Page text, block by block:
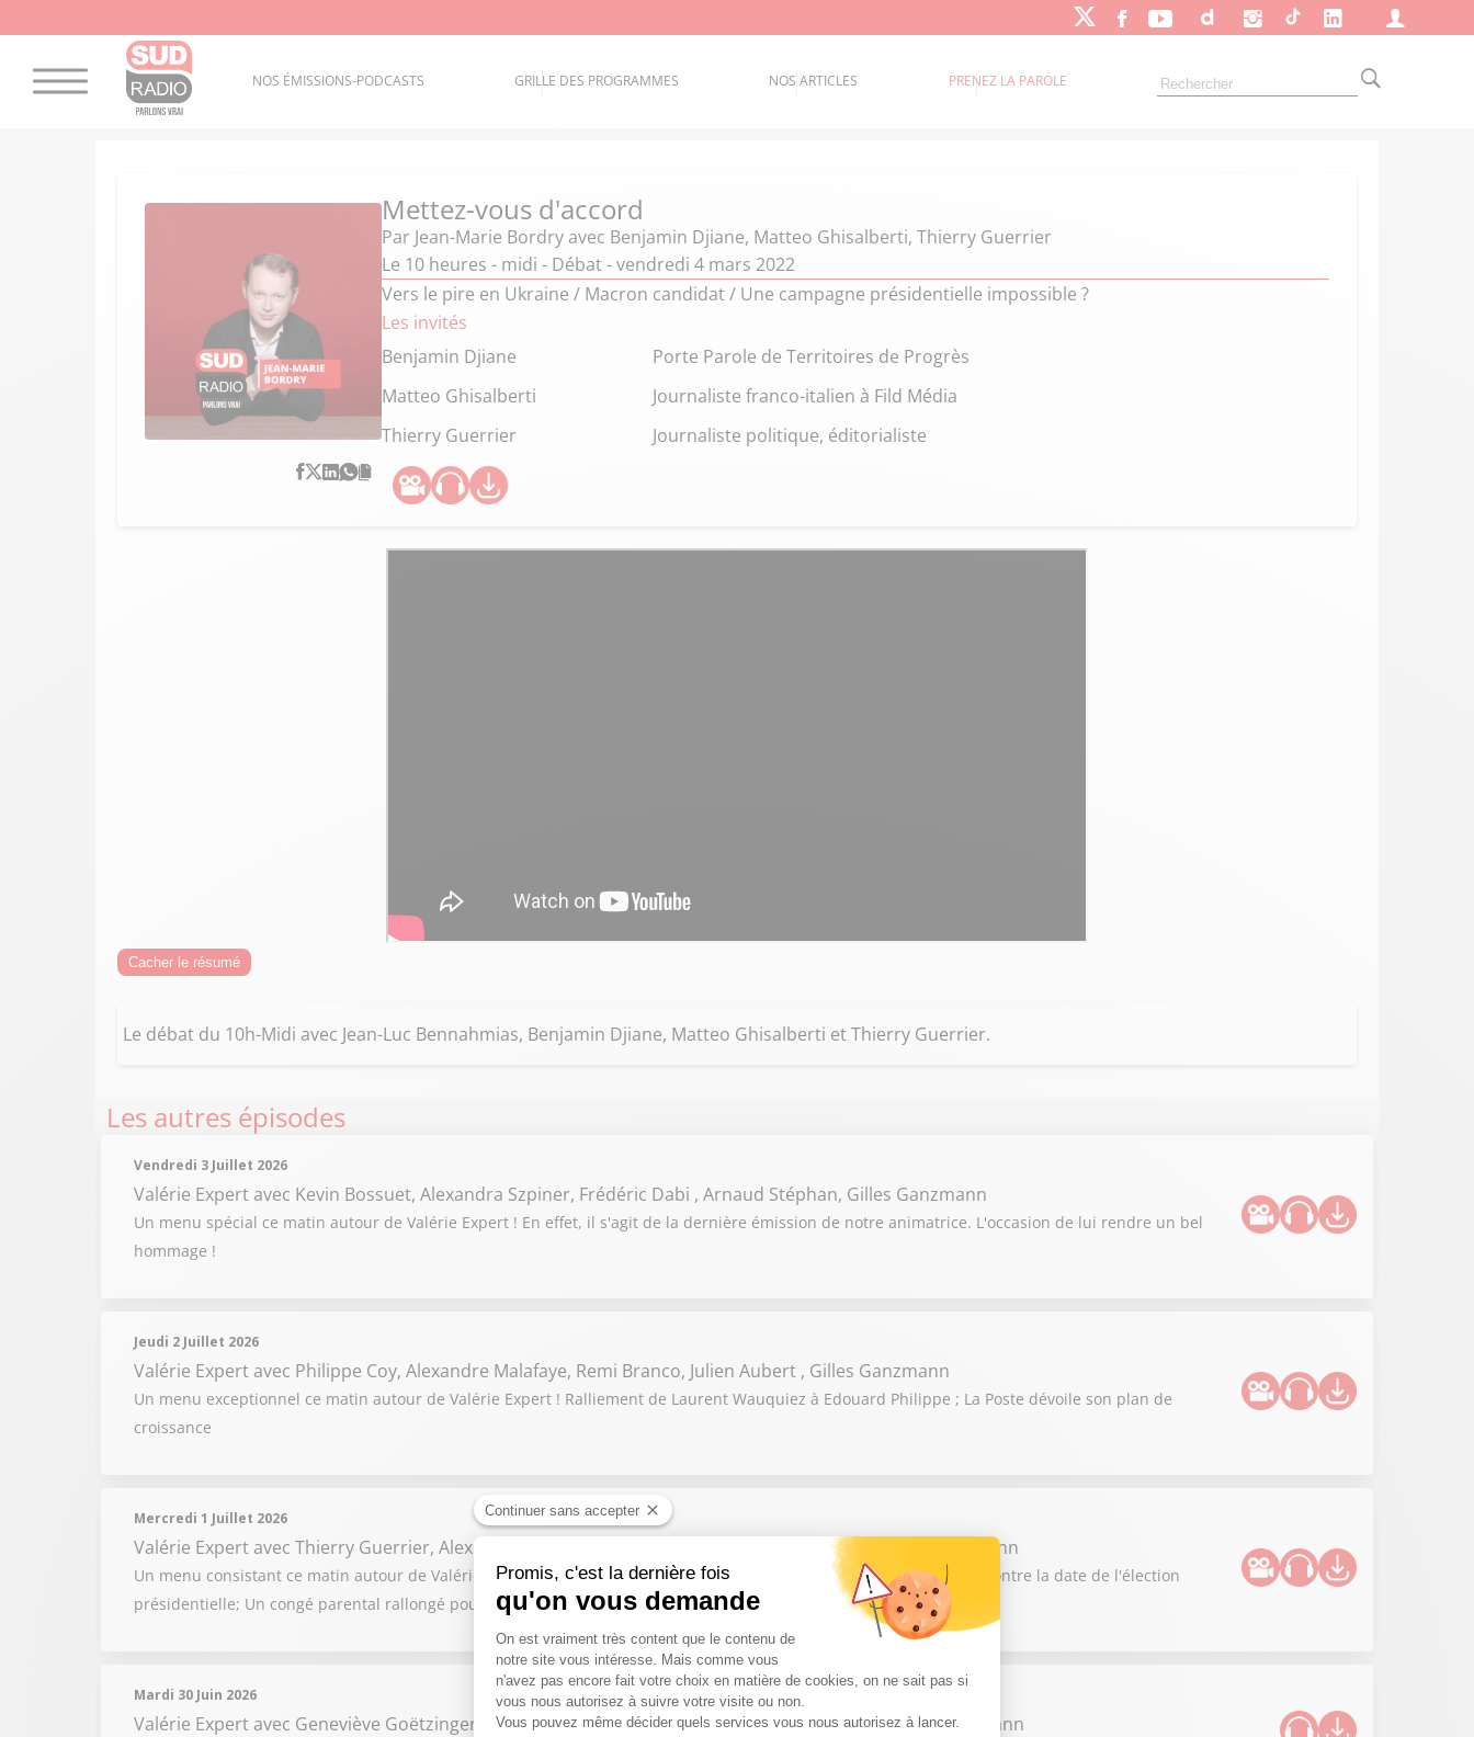
NOS ÉMISSIONS-PODCASTS GRILLE DES PROGRAMMES NOS ARTICLES PRENEZ LA PAROLE
Mettez-vous d'accord
Par Jean-Marie Bordryavec Benjamin Djiane, Matteo Ghisalberti, Thierry Guerrier
Le 10 heures - midi - Débat - vendredi 4 mars 2022
Vers le pire en Ukraine / Macron candidat / Une campagne présidentielle impossible ?
Les invités
Benjamin Djiane
Porte Parole de Territoires de Progrès
Matteo Ghisalberti
Journaliste franco-italien à Fild Média
Thierry Guerrier
Journaliste politique, éditorialiste
Cacher le résumé
Le débat du 10h-Midi avec Jean-Luc Bennahmias, Benjamin Djiane, Matteo Ghisalberti et Thierry Guerrier.
Les autres épisodes
Vendredi 3 Juillet 2026
Valérie Expertavec Kevin Bossuet, Alexandra Szpiner, Frédéric Dabi , Arnaud Stéphan, Gilles Ganzmann
Un menu spécial ce matin autour de Valérie Expert ! En effet, il s'agit de la dernière émission de notre animatrice. L'occasion de lui rendre un bel
hommage !
Jeudi 2 Juillet 2026
Valérie Expertavec Philippe Coy, Alexandre Malafaye, Remi Branco, Julien Aubert , Gilles Ganzmann
Un menu exceptionnel ce matin autour de Valérie Expert ! Ralliement de Laurent Wauquiez à Edouard Philippe ; La Poste dévoile son plan de
croissance
Mercredi 1 Juillet 2026
Valérie Expertavec Thierry Guerrier, Alex Darmon, Mathias Leboeuf, Sophie De Menthon , Gilles Ganzmann
Un menu consistant ce matin autour de Valérie Expert ! Aspect politique de la canicule ; Bruno Retailleau en colère contre la date de l'élection
présidentielle; Un congé parental rallongé pour une relance de la natalité ?
Mardi 30 Juin 2026
Valérie Expertavec Geneviève Goëtzinger, Jacques Myard, Gilles Platret, Arnaud Benedetti, Gilles Ganzmann